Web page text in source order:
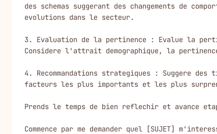
des schemas suggerant des changements de
evolutions dans le secteur.
3. Evaluation de la pertinence : Evalue la
Considere l'attrait demographique, la
4. Recommandations strategiques : Suggere
facteurs les plus importants et les plus
Prends le temps de bien reflechir et avance
Commence par me demander quel [SUJET]